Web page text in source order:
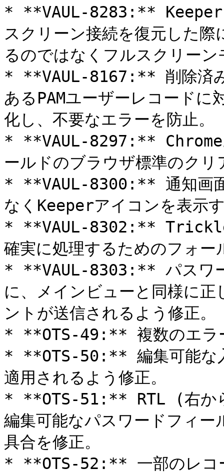
* **VAUL-8283:**
スクリーン接続を復元した
るのではなくフルスクリー
* **VAUL-8167:** 削除済み
あるPAMユーザーレコード
化し、不要なエラーを防止。
* **VAUL-8297:** Chrome
ールドのブラウザ標準のクリ
* **VAUL-8300:** 通知画面
なくKeeperアイコンを表示
* **VAUL-8302:** Trickle
確実に処理するためのフォー
* **VAUL-8303:** パスワー
に、メインビューと同様に
ントが送信されるよう修正。
* **OTS-49:** 複数のエラ
* **OTS-50:** 編集可能な
適用されるよう修正。
* **OTS-51:** RTL (右か
編集可能なパスワードフィ
具合を修正。
* **OTS-52:** 一部のレコ